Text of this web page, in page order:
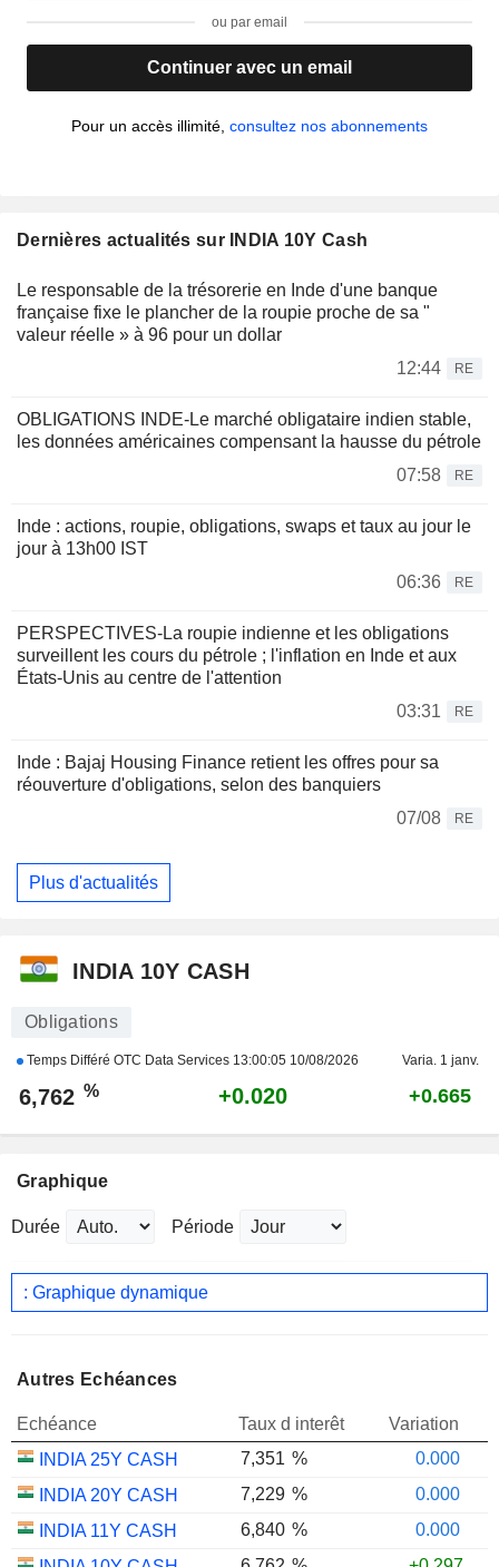
ou par email
Continuer avec un email
Pour un accès illimité, consultez nos abonnements
Dernières actualités sur INDIA 10Y Cash
Le responsable de la trésorerie en Inde d'une banque
française fixe le plancher de la roupie proche de sa "
valeur réelle » à 96 pour un dollar
12:44
RE
OBLIGATIONS INDE-Le marché obligataire indien stable,
les données américaines compensant la hausse du pétrole
07:58
RE
Inde : actions, roupie, obligations, swaps et taux au jour le
jour à 13h00 IST
06:36
RE
PERSPECTIVES-La roupie indienne et les obligations
surveillent les cours du pétrole ; l'inflation en Inde et aux
États-Unis au centre de l'attention
03:31
RE
Inde : Bajaj Housing Finance retient les offres pour sa
réouverture d'obligations, selon des banquiers
07/08
RE
Plus d'actualités
INDIA 10Y CASH
Obligations
Temps Différé OTC Data Services 13:00:05 10/08/2026 Varia. 1 janv.
6,762 % +0.020 +0.665
Graphique
Durée Période
: Graphique dynamique
Autres Echéances
Echéance Taux d interêt
Variation
INDIA 25Y CASH
7,351 %
0.000
INDIA 20Y CASH
7,229 %
0.000
INDIA 11Y CASH
6,840 %
0.000